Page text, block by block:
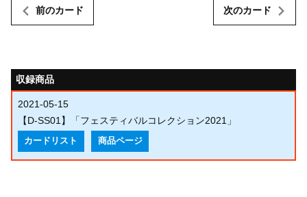
前のカード 次のカード
収録商品
2021-05-15
【D-SS01】「フェスティバルコレクション2021」
カードリスト 商品ページ